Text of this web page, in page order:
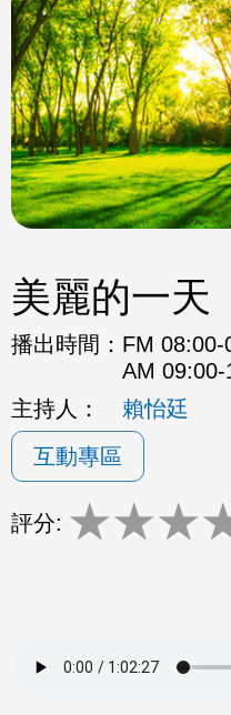
美麗的一天
播出時間： FM 08:00-
AM
主持人：
賴怡廷
互動專區
評分: ★★★